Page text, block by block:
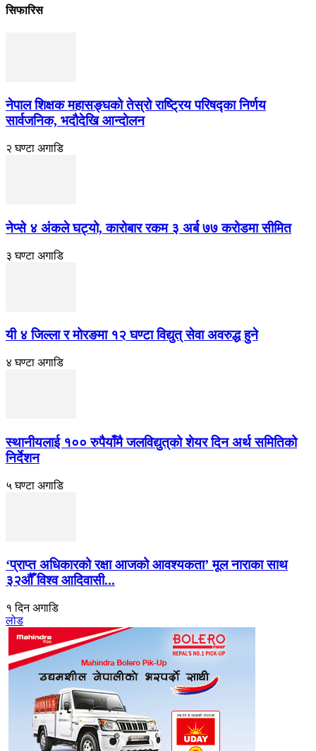
सिफारिस
नेपाल शिक्षक महासङ्घको तेस्रो राष्ट्रिय परिषद्का निर्णय
सार्वजनिक, भदाैदेखि आन्दाेलन
२ घण्टा अगाडि
नेप्से ४ अंकले घट्यो, कारोबार रकम ३ अर्ब ७७ करोडमा सीमित
३ घण्टा अगाडि
यी ४ जिल्ला र मोरङमा १२ घण्टा विद्युत् सेवा अवरुद्ध हुने
४ घण्टा अगाडि
स्थानीयलाई १०० रुपैयाँमै जलविद्युत्‌को शेयर दिन अर्थ समितिको
निर्देशन
५ घण्टा अगाडि
‘प्राप्त अधिकारको रक्षा आजको आवश्यकता’ मूल नाराका साथ
३२औँ विश्व आदिवासी...
१ दिन अगाडि
लोड